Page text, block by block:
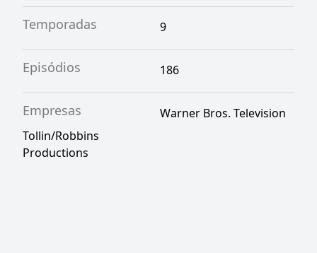
Temporadas 9
Episódios 186
Empresas
Warner Bros. Television
Tollin/Robbins
Productions